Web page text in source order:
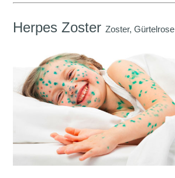
Herpes ZosterZoster, Gürtelrose